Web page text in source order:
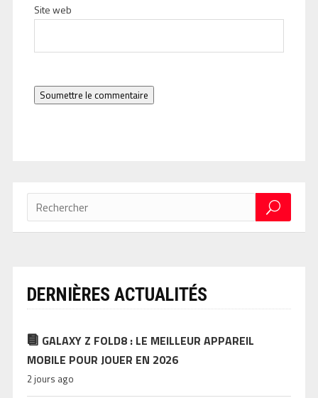
Site web
Soumettre le commentaire
DERNIÈRES ACTUALITÉS
GALAXY Z FOLD8 : LE MEILLEUR APPAREIL
MOBILE POUR JOUER EN 2026
2 jours ago